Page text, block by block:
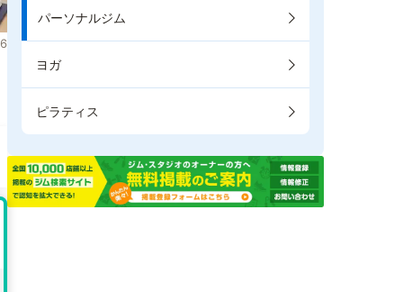
パーソナルジム
ヨガ
ピラティス